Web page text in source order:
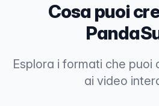
Cosa puoi
Esplora i formati che puoi
ai video